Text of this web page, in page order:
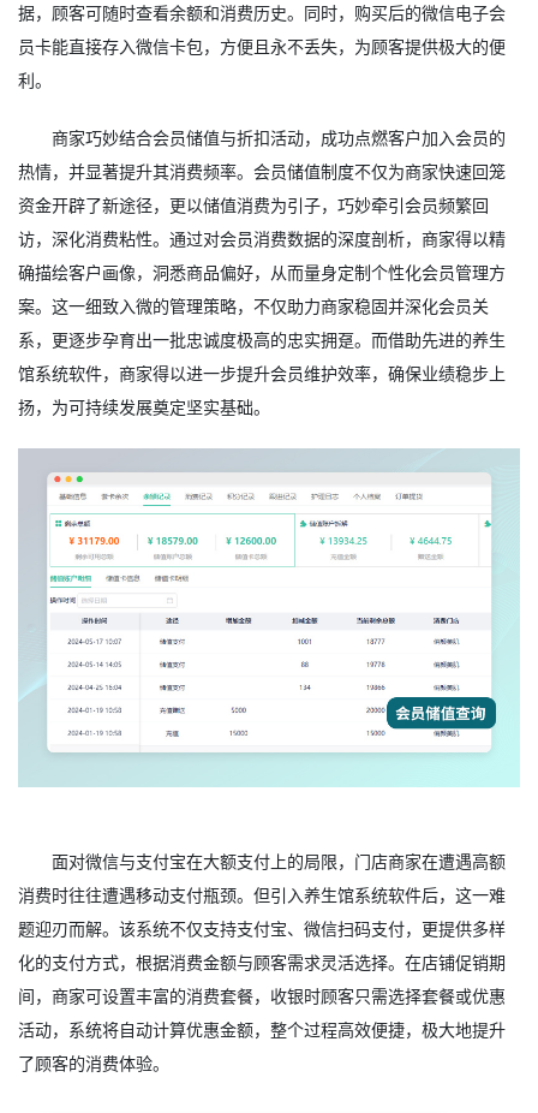
据，顾客可随时查看余额和消费历史。同时，购买后的微信电子会
员卡能直接存入微信卡包，方便且永不丢失，为顾客提供极大的便
利。
商家巧妙结合会员储值与折扣活动，成功点燃客户加入会员的
热情，并显著提升其消费频率。会员储值制度不仅为商家快速回笼
资金开辟了新途径，更以储值消费为引子，巧妙牵引会员频繁回
访，深化消费粘性。通过对会员消费数据的深度剖析，商家得以精
确描绘客户画像，洞悉商品偏好，从而量身定制个性化会员管理方
案。这一细致入微的管理策略，不仅助力商家稳固并深化会员关
系，更逐步孕育出一批忠诚度极高的忠实拥趸。而借助先进的养生
馆系统软件，商家得以进一步提升会员维护效率，确保业绩稳步上
扬，为可持续发展奠定坚实基础。
面对微信与支付宝在大额支付上的局限，门店商家在遭遇高额
消费时往往遭遇移动支付瓶颈。但引入养生馆系统软件后，这一难
题迎刃而解。该系统不仅支持支付宝、微信扫码支付，更提供多样
化的支付方式，根据消费金额与顾客需求灵活选择。在店铺促销期
间，商家可设置丰富的消费套餐，收银时顾客只需选择套餐或优惠
活动，系统将自动计算优惠金额，整个过程高效便捷，极大地提升
了顾客的消费体验。